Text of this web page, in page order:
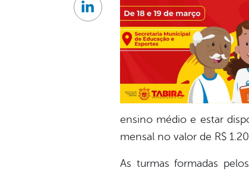
ensino médio e estar
mensal no valor de R$
As turmas formadas
Linkedin